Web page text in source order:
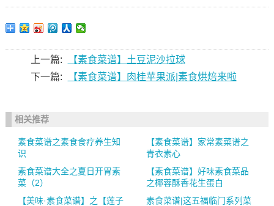
上一篇:
【素食菜谱】土豆泥沙拉球
下一篇:
【素食菜谱】肉桂苹果派|素食烘焙来啦
相关推荐
素食菜谱之素食食疗养生知
识
【素食菜谱】家常素菜谱之
青衣素心
素食菜谱大全之夏日开胃素
菜（2）
【素食菜谱】好味素食菜品
之椰蓉酥香花生蛋白
【美味·素食菜谱】之【莲子
素食菜谱|这五福临门系列菜